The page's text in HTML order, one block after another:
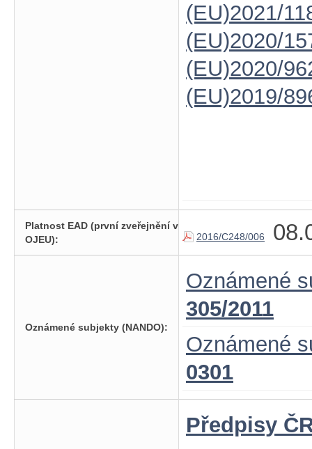
(EU)2021/
(EU)2020/
(EU)2020/
(EU)2019/
Platnost EAD (první zveřejnění v
OJEU):
2016/C248/006
Oznámené subjekty (NANDO):
Oznámené
305/2011
Oznámené
0301
Předpisy